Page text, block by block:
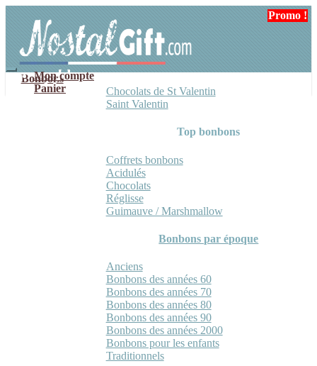
navigation
contenu
Mon compte
Panier
Bonbons
Chocolats de St Valentin
Saint Valentin
Top bonbons
Coffrets bonbons
Acidulés
Chocolats
Réglisse
Guimauve / Marshmallow
Bonbons par époque
Anciens
Bonbons des années 60
Bonbons des années 70
Bonbons des années 80
Bonbons des années 90
Bonbons des années 2000
Bonbons pour les enfants
Traditionnels
Promo !